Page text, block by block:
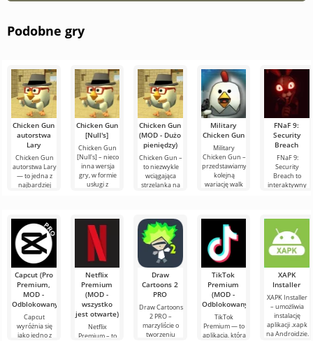
Podobne gry
Chicken Gun
autorstwa
Lary
Chicken Gun
autorstwa Lary
— to jedna z
najbardziej
oferująca
Chicken Gun
[Null's]
Chicken Gun
[Null's] – nieco
inna wersja
gry, w formie
usługi z
Tutaj
Chicken Gun
(MOD - Dużo
pieniędzy)
Chicken Gun –
to niezwykle
wciągająca
strzelanka na
na całym
Military
Chicken Gun
Military
Chicken Gun –
przedstawiamy
kolejną
wariację walk
wydanie
FNaF 9:
Security
Breach
FNaF 9:
Security
Breach to
interaktywny
strefy
komfortu. Jest
Capcut (Pro
Premium,
MOD -
Odblokowany)
Capcut
wyróżnia się
jako jedno z
Netflix
Premium
(MOD -
wszystko
jest otwarte)
Netflix
Premium – to
Draw
Cartoons 2
PRO
Draw Cartoons
2 PRO –
marzyliście o
tworzeniu
TikTok
Premium
(MOD -
Odblokowany)
TikTok
Premium — to
aplikacja, która
XAPK
Installer
XAPK Installer
– umożliwia
instalację
aplikacji .xapk
na Androidzie.